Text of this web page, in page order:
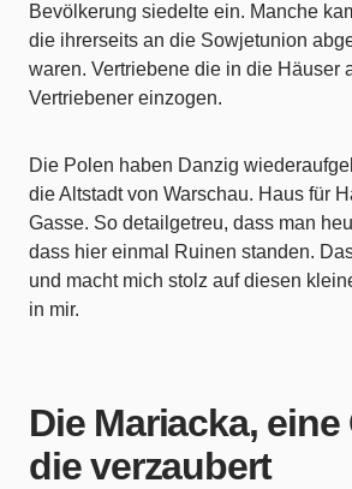
Bevölkerung siedelte ein. Manche
die ihrerseits an die Sowjetunion
waren. Vertriebene die in die Häuser
Vertriebener einzogen.
Die Polen haben Danzig
die Altstadt von Warschau. Haus für
Gasse. So detailgetreu, dass man
dass hier einmal Ruinen standen.
und macht mich stolz auf diesen
in mir.
Die Mariacka, eine
die verzaubert